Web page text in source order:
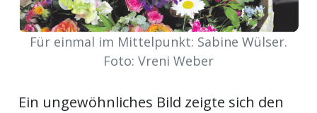
Für einmal im Mittelpunkt: Sabine Wülser.
Foto: Vreni Weber
Ein ungewöhnliches Bild zeigte sich den